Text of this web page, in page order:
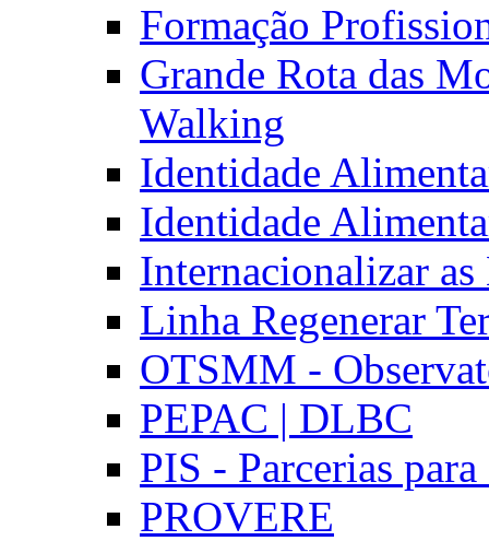
Formação
Grande Rota das
Walking
Identidade
Identidade
Internacionalizar
Linha Regenerar
OTSMM -
PEPAC | DLBC
PIS - Parcerias
PROVERE